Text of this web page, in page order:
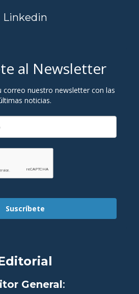
Linkedin
al Newsletter
correo nuestro newsletter con las
noticias.
Suscríbete
General: